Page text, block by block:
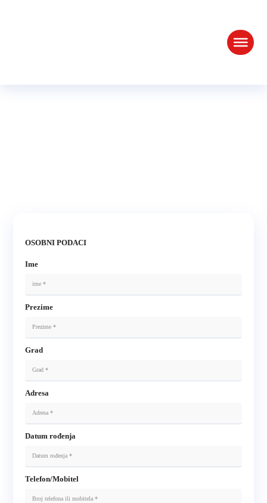
OSOBNI PODACI
Ime
Prezime
Grad
Adresa
Datum rođenja
Telefon/Mobitel